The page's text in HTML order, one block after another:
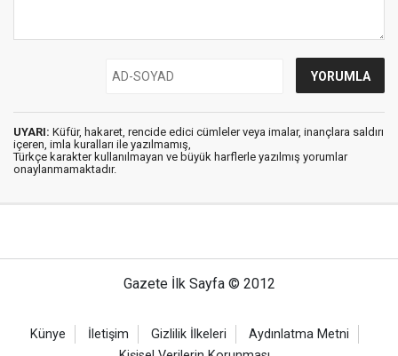
UYARI: Küfür, hakaret, rencide edici cümleler veya imalar, inançlara saldırı
içeren, imla kuralları ile yazılmamış,
Türkçe karakter kullanılmayan ve büyük harflerle yazılmış yorumlar
onaylanmamaktadır.
Gazete İlk Sayfa © 2012
Künye İletişim Gizlilik İlkeleri
Aydınlatma Metni